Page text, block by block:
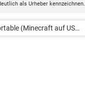
als Urheber kennzeichnen.
(Minecraft auf USB-